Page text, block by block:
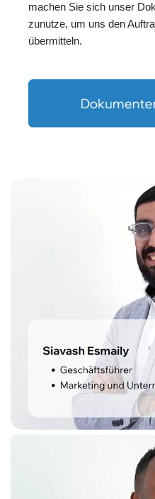
machen Sie sich unser
zunutze, um uns den
übermitteln.